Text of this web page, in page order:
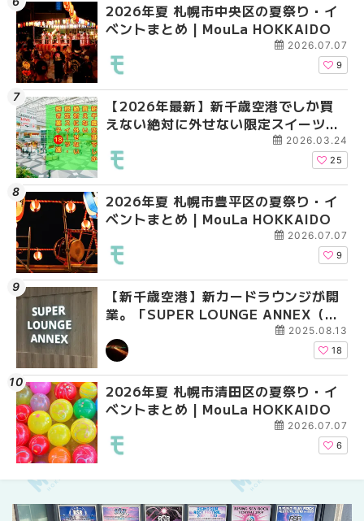
2026年夏 札幌市中央区の夏祭り・イ
ベントまとめ | MouLa HOKKAIDO
2026.07.07
9
【2026年最新】新千歳空港でしか買
えない絶対に外せない限定スイーツ・
焼き菓子18選 | MouLa HOKKAIDO
2026.03.24
25
2026年夏 札幌市豊平区の夏祭り・イ
ベントまとめ | MouLa HOKKAIDO
2026.07.07
9
【新千歳空港】新カードラウンジが開
業。「SUPER LOUNGE ANNEX（ス
ーパーラウンジアネックス）」をご紹
介！！ | MouLa HOKKAIDO
2025.08.13
18
2026年夏 札幌市清田区の夏祭り・イ
ベントまとめ | MouLa HOKKAIDO
2026.07.07
6
2026年夏 札幌市南区
ントまとめ | MouLa
2026年夏 札幌市清田
ベントまとめ |
2026年夏 札幌市豊平
ベントまとめ |
2026年夏 札幌市中央
ベントまとめ |
2026年夏 恵庭市・千
イベントまとめ |
2026年夏 札幌市清田
ベントまとめ |
札幌の麻辣湯（マーラ
め専門店6選！本場の
新店まで徹底比較 |
【2026年最新】新千
えない絶対に外せない
焼き菓子18選 |
【新千歳空港】新カー
業。「SUPER
ーパーラウンジアネッ
介！！ | MouLa
2026年夏 札幌市豊平
ベントまとめ |